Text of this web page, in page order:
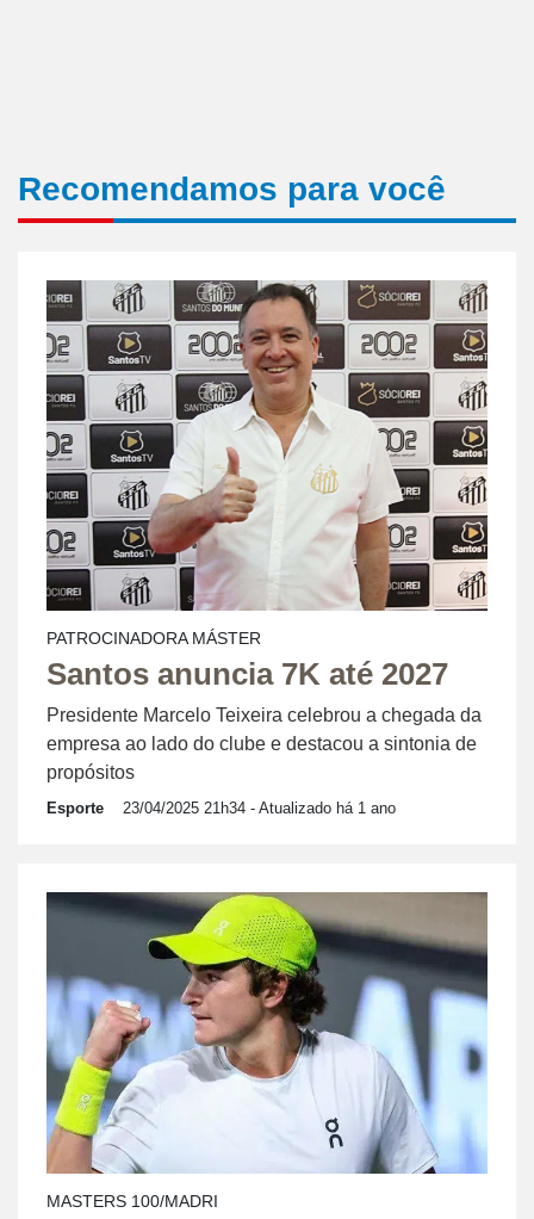
Recomendamos para você
PATROCINADORA MÁSTER
Santos anuncia 7K até 2027
Presidente Marcelo Teixeira celebrou a chegada da
empresa ao lado do clube e destacou a sintonia de
propósitos
Esporte 23/04/2025 21h34 - Atualizado há 1 ano
MASTERS 100/MADRI